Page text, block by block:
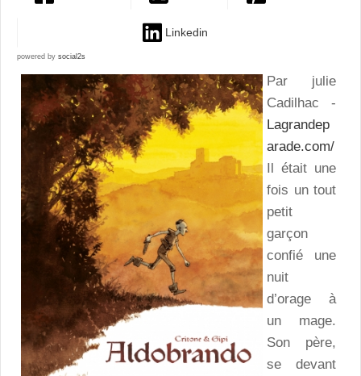
Linkedin
powered by social2s
Par julie
Cadilhac -
Lagrandep
arade.com/
Il était une
fois un tout
petit
garçon
confié une
nuit
d’orage à
un mage.
Son père,
se devant